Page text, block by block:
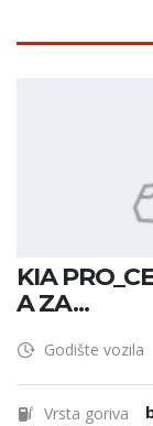
KIA
A ZA...
Godište vozila
Vrsta goriva